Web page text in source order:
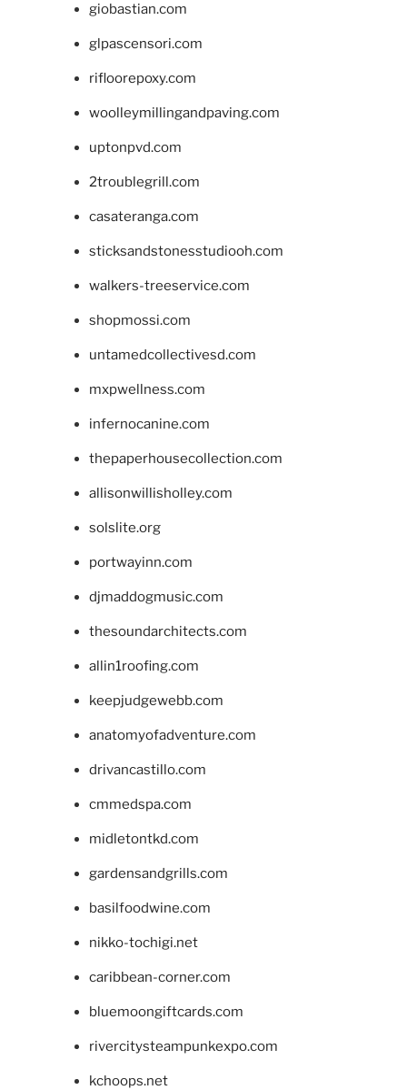
giobastian.com
glpascensori.com
rifloorepoxy.com
woolleymillingandpaving.com
uptonpvd.com
2troublegrill.com
casateranga.com
sticksandstonesstudiooh.com
walkers-treeservice.com
shopmossi.com
untamedcollectivesd.com
mxpwellness.com
infernocanine.com
thepaperhousecollection.com
allisonwillisholley.com
solslite.org
portwayinn.com
djmaddogmusic.com
thesoundarchitects.com
allin1roofing.com
keepjudgewebb.com
anatomyofadventure.com
drivancastillo.com
cmmedspa.com
midletontkd.com
gardensandgrills.com
basilfoodwine.com
nikko-tochigi.net
caribbean-corner.com
bluemoongiftcards.com
rivercitysteampunkexpo.com
kchoops.net